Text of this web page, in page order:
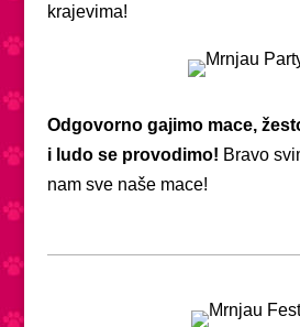
krajevima!
Odgovorno gajimo mace,
i ludo se provodimo! Bravo
nam sve naše mace!